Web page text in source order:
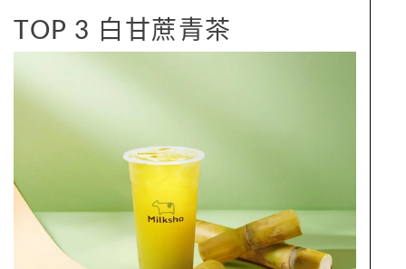
TOP 3 白甘蔗青茶